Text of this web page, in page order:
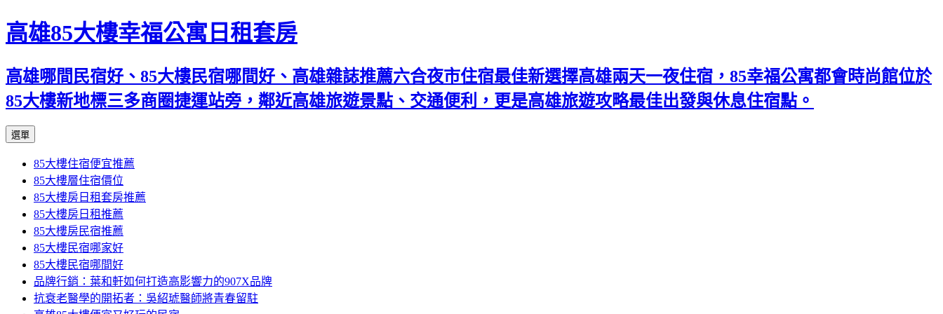
高雄85大樓幸福公寓日租套房
高雄哪間民宿好、85大樓民宿哪間好、高雄雜誌推薦六合夜市住宿最佳新選擇高雄兩天一夜住宿，85幸福公寓都會時尚館位於
85大樓新地標三多商圈捷運站旁，鄰近高雄旅遊景點、交通便利，更是高雄旅遊攻略最佳出發與休息住宿點。
選單
內
容
區
85大樓住宿便宜推薦
85大樓層住宿價位
85大樓房日租套房推薦
85大樓房日租推薦
85大樓房民宿推薦
85大樓民宿哪家好
85大樓民宿哪間好
品牌行銷：葉和軒如何打造高影響力的907X品牌
抗衰老醫學的開拓者：吳紹琥醫師將青春留駐